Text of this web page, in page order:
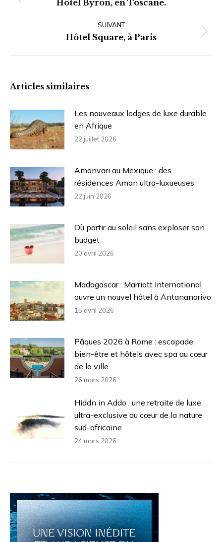
:
Hotel Byron, en Toscane.
SUIVANT
Article
Hôtel Square, à Paris
Articles similaires
Les nouveaux lodges de luxe durable
en Afrique
22 juillet 2026
Amanvari au Mexique : des
résidences Aman ultra-luxueuses
22 juin 2026
Où partir au soleil sans exploser son
budget
20 avril 2026
Madagascar : Marriott International
ouvre un nouvel hôtel à Antananarivo
15 avril 2026
Pâques 2026 à Rome : escapade
bien-être et hôtels avec spa au cœur
de la ville.
26 mars 2026
Hiddn in Addo : une retraite de luxe
ultra-exclusive au cœur de la nature
sud-africaine
24 mars 2026